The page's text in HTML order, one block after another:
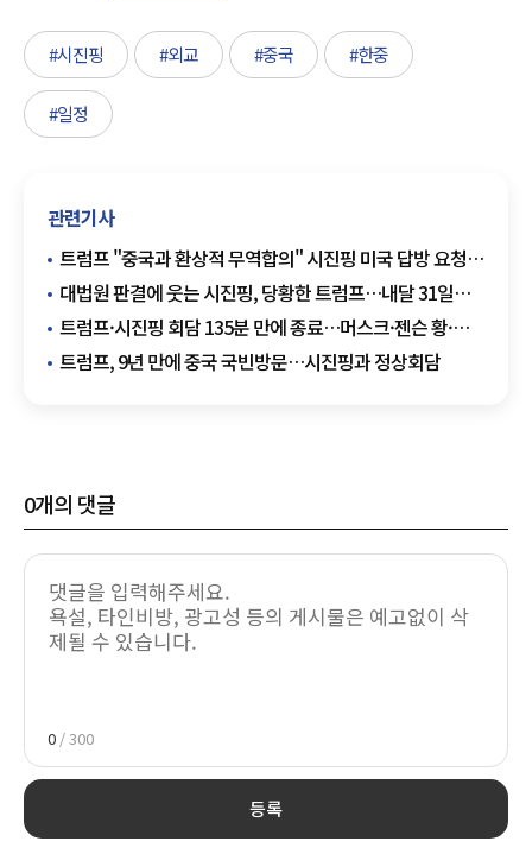
#시진핑 #외교 #중국 #한중
#일정
관련기사
트럼프 "중국과 환상적 무역합의" 시진핑 미국 답방 요청…
미중 해빙 기대감 부각
대법원 판결에 웃는 시진핑, 당황한 트럼프…내달 31일
정상회담 '안갯속'
트럼프·시진핑 회담 135분 만에 종료…머스크·젠슨 황·팀
쿡도 배석
트럼프, 9년 만에 중국 국빈방문…시진핑과 정상회담
0개의 댓글
0 / 300
등록